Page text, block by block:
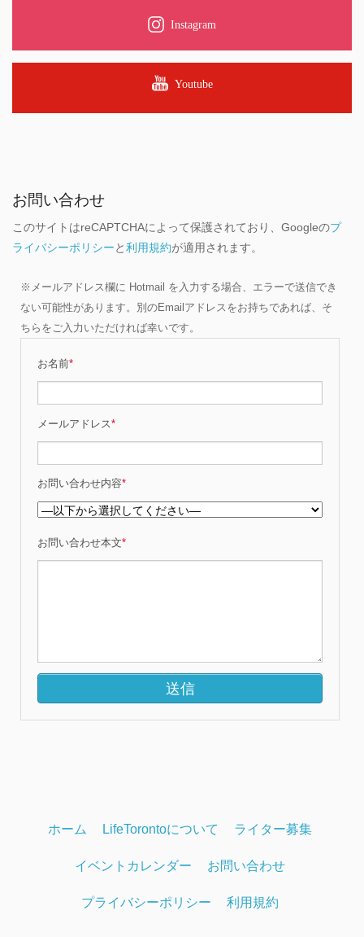
Instagram
Youtube
お問い合わせ
このサイトはreCAPTCHAによって保護されており、Googleのプ
ライバシーポリシーと利用規約が適用されます。
※メールアドレス欄に Hotmail を入力する場合、エラーで送信でき
ない可能性があります。別のEmailアドレスをお持ちであれば、そ
ちらをご入力いただければ幸いです。
お名前*
メールアドレス*
お問い合わせ内容*
お問い合わせ本文*
ホーム LifeTorontoについて ライター募集
イベントカレンダー お問い合わせ
プライバシーポリシー 利用規約